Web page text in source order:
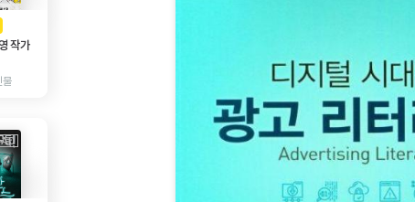
작가
물
AD